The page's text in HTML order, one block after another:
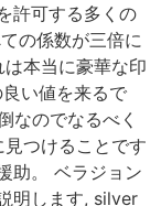
許可する多くの
の係数が三倍に
本当に豪華な印
い値を来るで
なのでなるべく
つけることです
助。 ベラジョン
明します, silver